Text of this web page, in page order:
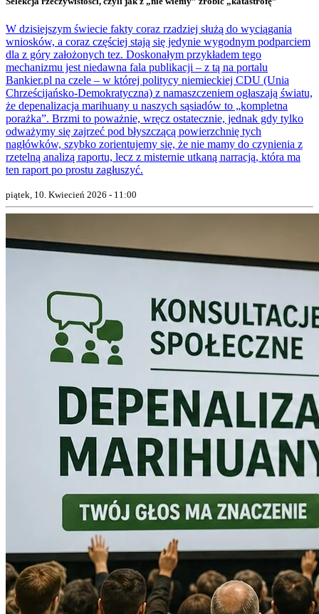
W dzisiejszym świecie fakty coraz rzadziej służą do wyciągania
wniosków, a coraz częściej stają się jedynie wygodnym podparciem
dla z góry założonych tez. Doskonałym przykładem tego
mechanizmu jest niedawna fala publikacji – z tą na portalu
Bankier.pl na czele – w której politycy niemieckiej CDU (Unia
Chrześcijańsko-Demokratyczna) z namaszczeniem ogłaszają światu,
że depenalizacja marihuany u naszych sąsiadów to „kompletna
porażka”. Brzmi to poważnie, wręcz ostatecznie, jednak gdy tylko
odważymy się zajrzeć pod błyszczącą powierzchnię tych
nagłówków, szybko zorientujemy się, że nie mamy do czynienia z
rzetelną analizą raportu, lecz z misternie utkaną narracją, która ma
ten raport po prostu zagłuszyć.
piątek, 10. Kwiecień 2026 - 11:00